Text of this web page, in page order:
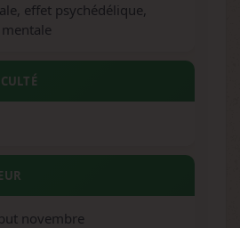
effet psychédélique,
novembre